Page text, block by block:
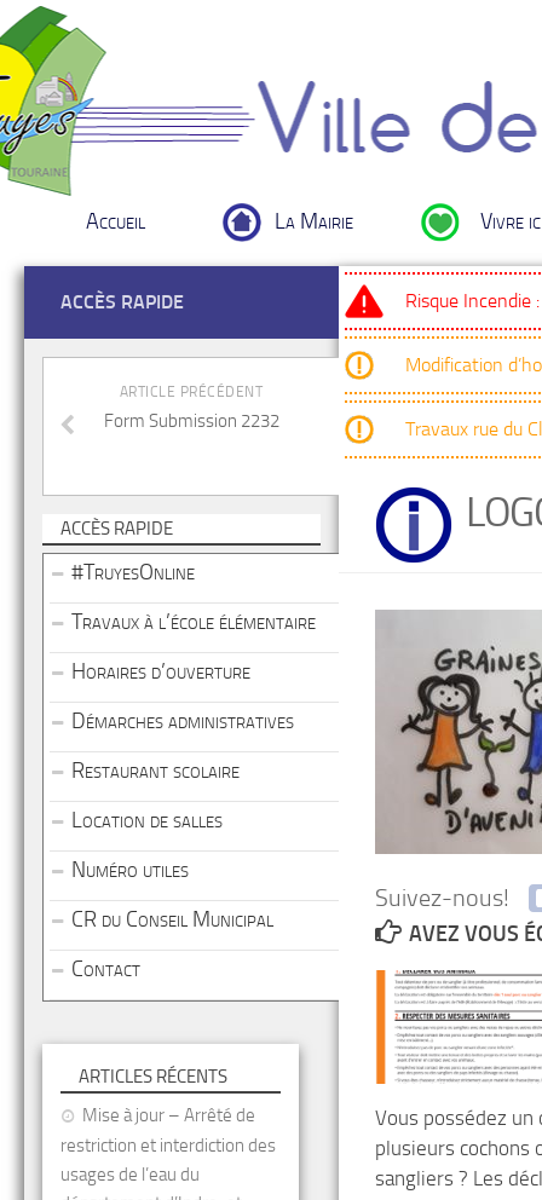
Accueil La Mairie Vivre
Risque Incendie
Modification
Travaux rue du
Suivez-nous!
AVEZ VOUS
Vous possédez un
plusieurs cochons
sangliers ? Les
ACCÈS RAPIDE
ARTICLE PRÉCÉDENT
Form Submission 2232
ACCÈS RAPIDE
#TruyesOnline
Travaux à l’école élémentaire
Horaires d’ouverture
Démarches administratives
Restaurant scolaire
Location de salles
Numéro utiles
CR du Conseil Municipal
Contact
ARTICLES RÉCENTS
Mise à jour – Arrêté de
restriction et interdiction des
usages de l’eau du